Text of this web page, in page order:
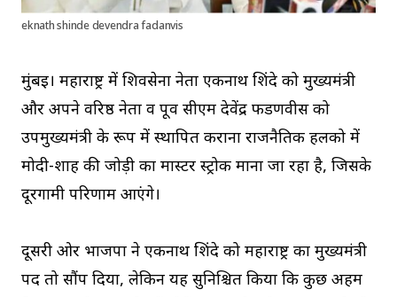
eknath shinde devendra fadanvis
मुंबई। महाराष्ट्र में शिवसेना नेता एकनाथ शिंदे को मुख्यमंत्री
और अपने वरिष्ठ नेता व पूर्व सीएम देवेंद्र फडणवीस को
उपमुख्यमंत्री के रूप में स्थापित कराना राजनैतिक हलको में
मोदी-शाह की जोड़ी का मास्टर स्ट्रोक माना जा रहा है, जिसके
दूरगामी परिणाम आएंगे।
दूसरी ओर भाजपा ने एकनाथ शिंदे को महाराष्ट्र का मुख्यमंत्री
पद तो सौंप दिया, लेकिन यह सुनिश्चित किया कि कुछ अहम